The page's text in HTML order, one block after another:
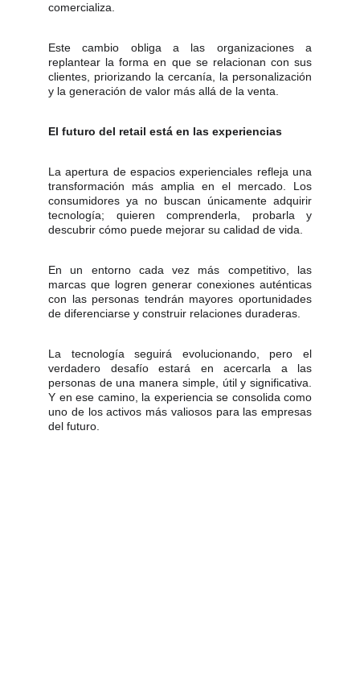
comercializa.
Este cambio obliga a las organizaciones a
replantear la forma en que se relacionan con sus
clientes, priorizando la cercanía, la personalización
y la generación de valor más allá de la venta.
El futuro del retail está en las experiencias
La apertura de espacios experienciales refleja una
transformación más amplia en el mercado. Los
consumidores ya no buscan únicamente adquirir
tecnología; quieren comprenderla, probarla y
descubrir cómo puede mejorar su calidad de vida.
En un entorno cada vez más competitivo, las
marcas que logren generar conexiones auténticas
con las personas tendrán mayores oportunidades
de diferenciarse y construir relaciones duraderas.
La tecnología seguirá evolucionando, pero el
verdadero desafío estará en acercarla a las
personas de una manera simple, útil y significativa.
Y en ese camino, la experiencia se consolida como
uno de los activos más valiosos para las empresas
del futuro.